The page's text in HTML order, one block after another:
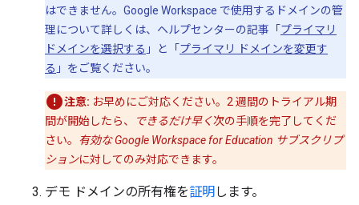
はできません。Google Workspace で使用するドメインの管
理について詳しくは、ヘルプセンターの記事「 プライマリ
ドメインを選択する 」と「 プライマリ ドメインを変更す
る 」をご覧ください。
注意: お早めにご対応ください。2 週間のトライアル期
間が開始したら、
できるだけ早く次の手順を完了してくだ
さい。 有効な Google Workspace for Education サブスクリプ
ションに対してのみ対応できます。
デモ ドメインの所有権を証明 します。